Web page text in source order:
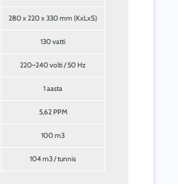
280 x 220 x 330 mm (KxLxS)
130 vatti
220–240 volti / 50 Hz
1 aasta
5,62 PPM
100 m3
104 m3 / tunnis